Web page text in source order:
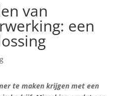
van
een
te maken krijgen met een